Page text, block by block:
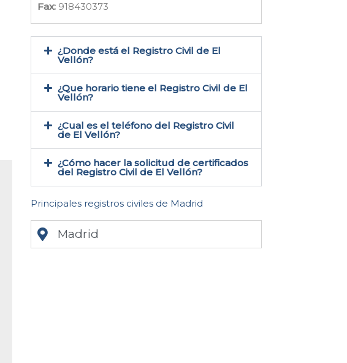
Fax: 918430373
¿Donde está el Registro Civil de El
Vellón​?
¿Que horario tiene el Registro Civil de El
Vellón?
¿Cual es el teléfono del Registro Civil
de El Vellón​?
¿Cómo hacer la solicitud de certificados
del Registro Civil de El Vellón​?
Principales registros civiles de Madrid
Madrid